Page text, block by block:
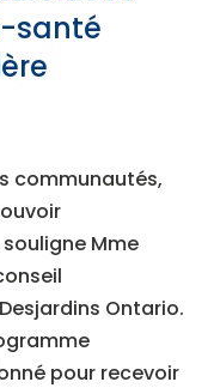
santé
communautés,
Mme
Ontario.
pour recevoir